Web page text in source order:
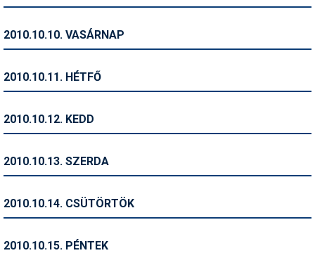
Síbérletárak
Sífelszerelés
Símánia
2010.10.10. VASÁRNAP
2010.10.11. HÉTFŐ
2010.10.12. KEDD
2010.10.13. SZERDA
2010.10.14. CSÜTÖRTÖK
2010.10.15. PÉNTEK